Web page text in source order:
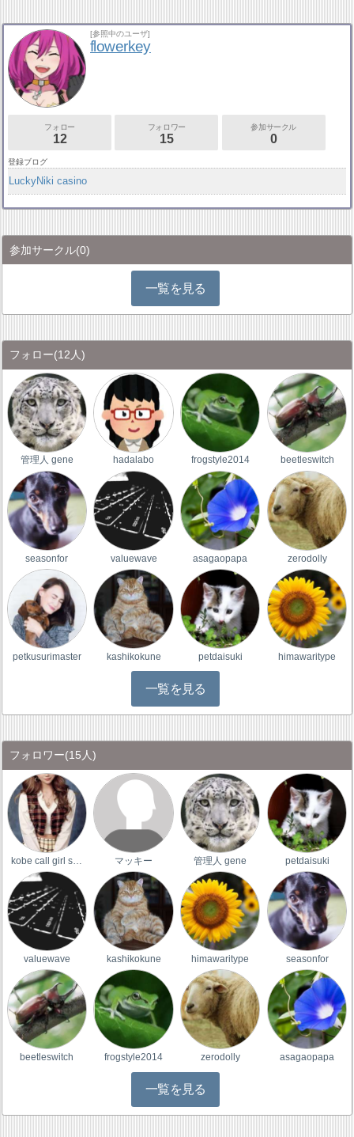
[参照中のユーザ]
flowerkey
フォロー
12
フォロワー
15
参加サークル
0
登録ブログ
LuckyNiki casino
参加サークル(0)
一覧を見る
フォロー(12人)
管理人 gene hadalabo frogstyle2014 beetleswitch
seasonfor valuewave asagaopapa zerodolly
petkusurimaster kashikokune petdaisuki himawaritype
一覧を見る
フォロワー(15人)
kobe call girl s… マッキー 管理人 gene petdaisuki
valuewave kashikokune himawaritype seasonfor
beetleswitch frogstyle2014 zerodolly asagaopapa
一覧を見る